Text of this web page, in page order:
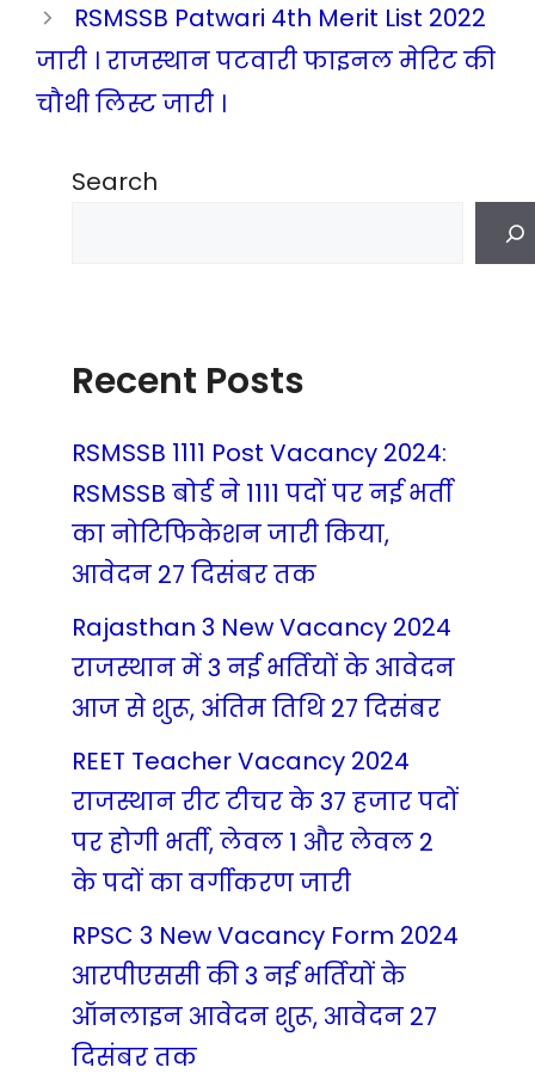
RSMSSB Patwari 4th Merit List 2022
जारी । राजस्थान पटवारी फाइनल मेरिट की
चौथी लिस्ट जारी ।
Search
Recent Posts
RSMSSB 1111 Post Vacancy 2024:
RSMSSB बोर्ड ने 1111 पदों पर नई भर्ती
का नोटिफिकेशन जारी किया,
आवेदन 27 दिसंबर तक
Rajasthan 3 New Vacancy 2024
राजस्थान में 3 नई भर्तियों के आवेदन
आज से शुरू, अंतिम तिथि 27 दिसंबर
REET Teacher Vacancy 2024
राजस्थान रीट टीचर के 37 हजार पदों
पर होगी भर्ती, लेवल 1 और लेवल 2
के पदों का वर्गीकरण जारी
RPSC 3 New Vacancy Form 2024
आरपीएससी की 3 नई भर्तियों के
ऑनलाइन आवेदन शुरू, आवेदन 27
दिसंबर तक